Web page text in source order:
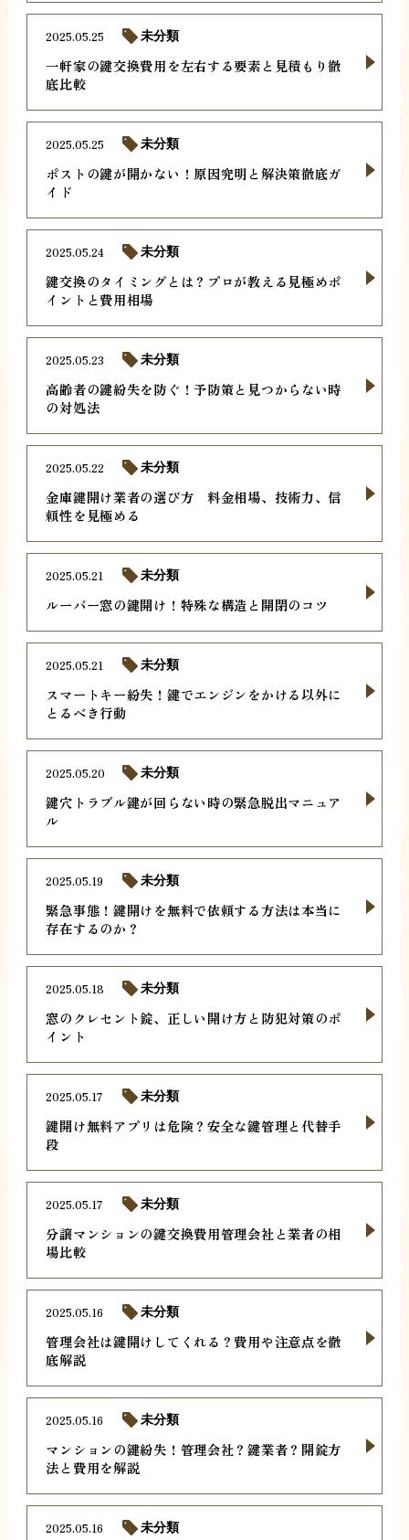
一軒家の鍵交換費用を左右する要素と見積もり徹
底比較
2025.05.25 未分類
ポストの鍵が開かない！原因究明と解決策徹底ガ
イド
2025.05.25 未分類
鍵交換のタイミングとは？プロが教える見極めポ
イントと費用相場
2025.05.24 未分類
高齢者の鍵紛失を防ぐ！予防策と見つからない時
の対処法
2025.05.23 未分類
金庫鍵開け業者の選び方 料金相場、技術力、信
頼性を見極める
2025.05.22 未分類
ルーバー窓の鍵開け！特殊な構造と開閉のコツ
2025.05.21 未分類
スマートキー紛失！鍵でエンジンをかける以外に
とるべき行動
2025.05.21 未分類
鍵穴トラブル鍵が回らない時の緊急脱出マニュア
ル
2025.05.20 未分類
緊急事態！鍵開けを無料で依頼する方法は本当に
存在するのか？
2025.05.19 未分類
窓のクレセント錠、正しい開け方と防犯対策のポ
イント
2025.05.18 未分類
鍵開け無料アプリは危険？安全な鍵管理と代替手
段
2025.05.17 未分類
分譲マンションの鍵交換費用管理会社と業者の相
場比較
2025.05.17 未分類
管理会社は鍵開けしてくれる？費用や注意点を徹
底解説
2025.05.16 未分類
マンションの鍵紛失！管理会社？鍵業者？開錠方
法と費用を解説
2025.05.16 未分類
2025.05.16 未分類